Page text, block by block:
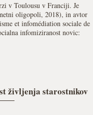
v Toulousu v Franciji. Je
oligopoli, 2018), in avtor
et infomédiation sociale de
infomiziranost novic:
življenja starostnikov